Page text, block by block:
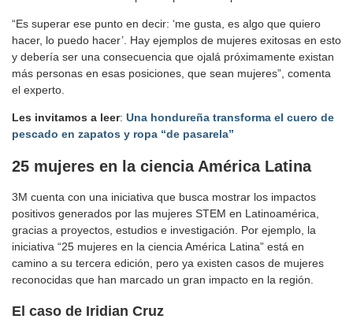
“Es superar ese punto en decir: ‘me gusta, es algo que quiero
hacer, lo puedo hacer’. Hay ejemplos de mujeres exitosas en esto
y debería ser una consecuencia que ojalá próximamente existan
más personas en esas posiciones, que sean mujeres”, comenta
el experto.
Les invitamos a leer: Una hondureña transforma el cuero de
pescado en zapatos y ropa “de pasarela”
25 mujeres en la ciencia América Latina
3M cuenta con una iniciativa que busca mostrar los impactos
positivos generados por las mujeres STEM en Latinoamérica,
gracias a proyectos, estudios e investigación. Por ejemplo, la
iniciativa “25 mujeres en la ciencia América Latina” está en
camino a su tercera edición, pero ya existen casos de mujeres
reconocidas que han marcado un gran impacto en la región.
El caso de Iridian Cruz